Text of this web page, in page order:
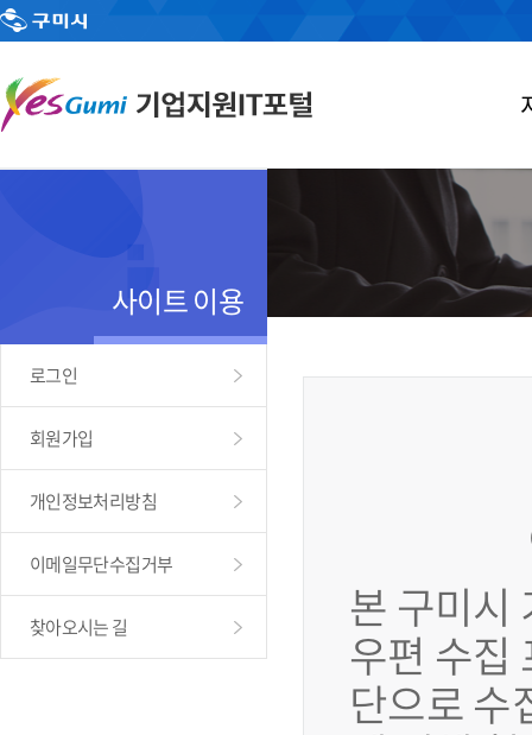
사이트 이용
로그인
회원가입
개인정보처리방침
이메일무단수집거부
찾아오시는 길 본 구미시
우편 수집
단으로 수